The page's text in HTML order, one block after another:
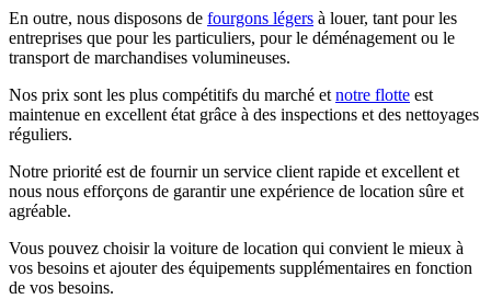
En outre, nous disposons de fourgons légers à louer, tant pour les
entreprises que pour les particuliers, pour le déménagement ou le
transport de marchandises volumineuses.
Nos prix sont les plus compétitifs du marché etnotre flotte est
maintenue en excellent état grâce à des inspections et des nettoyages
réguliers.
Notre priorité est de fournir un service client rapide et excellent et
nous nous efforçons de garantir une expérience de location sûre et
agréable.
Vous pouvez choisir la voiture de location qui convient le mieux à
vos besoins et ajouter des équipements supplémentaires en fonction
de vos besoins.